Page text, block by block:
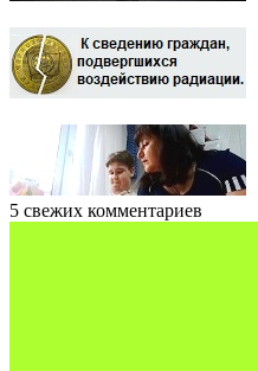
5 свежих комментариев